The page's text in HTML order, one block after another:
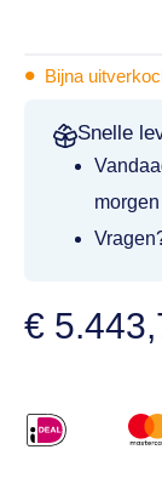
• Bijna
Snelle
€